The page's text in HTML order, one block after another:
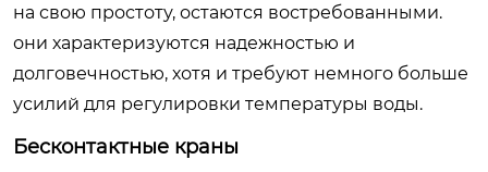
на свою простоту, остаются востребованными.
они характеризуются надежностью и
долговечностью, хотя и требуют немного больше
усилий для регулировки температуры воды.
Бесконтактные краны